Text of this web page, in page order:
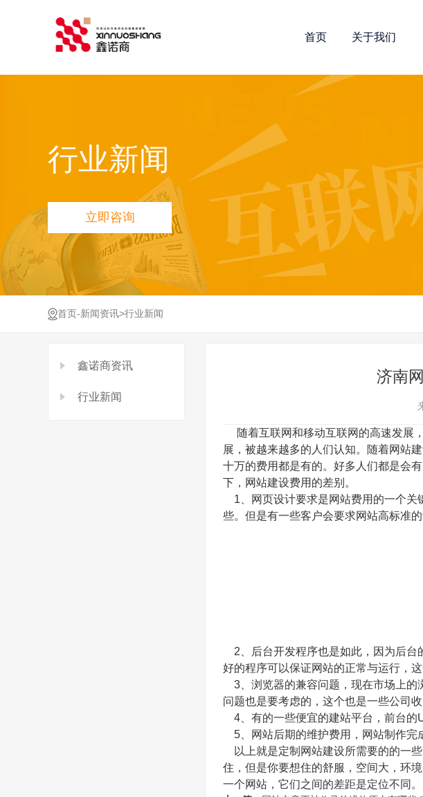
首页 关于我们
小程序定制开发 网站优化
鑫诺商多维解
网站品宣打造方案 全网宣传解决方案
行业新闻
立即咨询
首页 -新闻资讯>行业新闻
鑫诺商资讯
行业新闻
济南
随着互联网和移动互联网的高速发展
展，被越来越多的人们认知。随着网站
十万的费用都是有的。好多人们都是会
下，网站建设费用的差别。
1、网页设计要求是网站费用的一个关
些。但是有一些客户会要求网站高标准
2、后台开发程序也是如此，因为后台
好的程序可以保证网站的正常与运行，
3、浏览器的兼容问题，现在市场上的
问题也是要考虑的，这个也是一些公司收
4、有的一些便宜的建站平台，前台的
5、网站后期的维护费用，网站制作完
以上就是定制网站建设所需要的的一
住，但是你要想住的舒服，空间大，环
一个网站，它们之间的差距是定位不同。